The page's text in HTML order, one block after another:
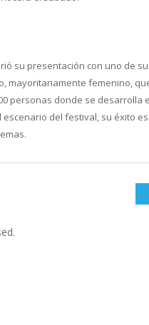
su presentación con uno de
mayoritariamente femenino,
personas donde se
del festival, su éxito